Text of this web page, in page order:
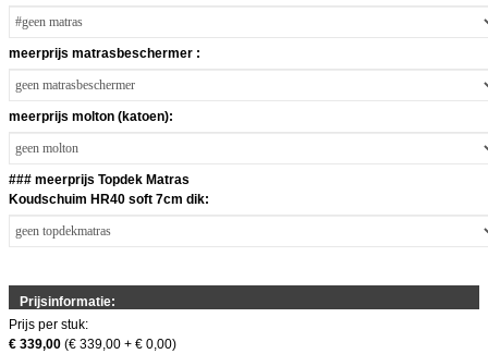
meerprijs matrasbeschermer :
meerprijs molton (katoen):
### meerprijs Topdek Matras
Koudschuim HR40 soft 7cm dik:
Prijsinformatie:
Prijs per stuk:
€ 339,00 (€ 339,00 + € 0,00)